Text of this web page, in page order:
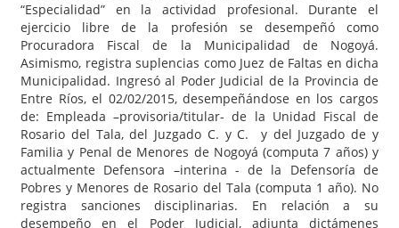
“Especialidad” en la actividad profesional. Durante el
ejercicio libre de la profesión se desempeñó como
Procuradora Fiscal de la Municipalidad de Nogoyá.
Asimismo, registra suplencias como Juez de Faltas en dicha
Municipalidad. Ingresó al Poder Judicial de la Provincia de
Entre Ríos, el 02/02/2015, desempeñándose en los cargos
de: Empleada –provisoria/titular- de la Unidad Fiscal de
Rosario del Tala, del Juzgado C. y C. y del Juzgado de y
Familia y Penal de Menores de Nogoyá (computa 7 años) y
actualmente Defensora –interina - de la Defensoría de
Pobres y Menores de Rosario del Tala (computa 1 año). No
registra sanciones disciplinarias. En relación a su
desempeño en el Poder Judicial, adjunta dictámenes